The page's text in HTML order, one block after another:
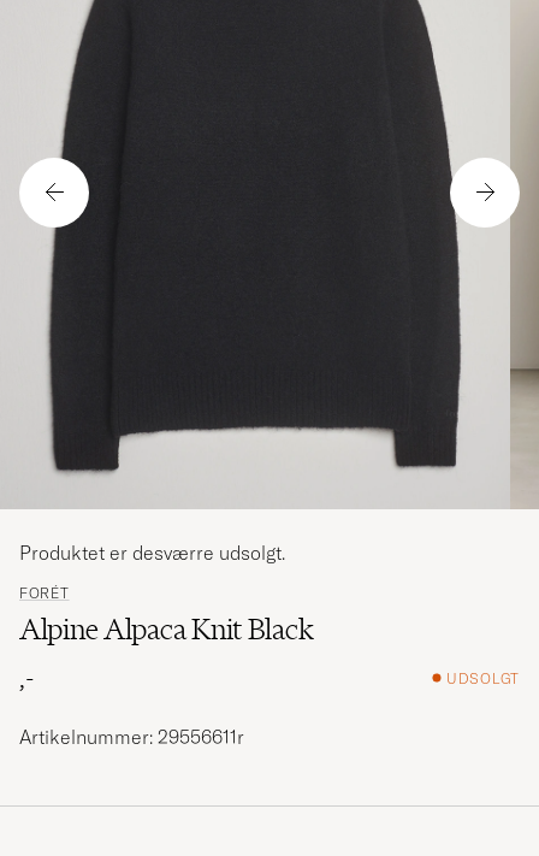
FORÉT
Alpine Alpaca Knit Black
,-
UDSOLGT
Produktet er desværre udsolgt.
Artikelnummer: 29556611r